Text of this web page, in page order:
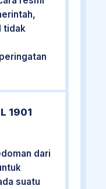
tidak
1901
dari
suatu